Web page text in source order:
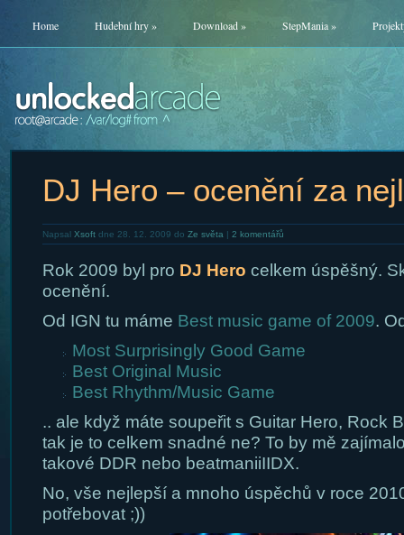
Home Hudební hry» Download» StepMania»
DJ Hero – ocenění za
Napsal Xsoftdne 28. 12. 2009 do Ze světa | 2 komentářů
Rok 2009 byl pro DJ Hero celkem úspěšný.
ocenění.
Od IGN tu máme Best music game of 2009.
Most Surprisingly Good Game
Best Original Music
Best Rhythm/Music Game
.. ale když máte soupeřit s Guitar Hero, Rock
tak je to celkem snadné ne? To by mě
takové DDR nebo beatmaniiIIDX.
No, vše nejlepší a mnoho úspěchů v roce
potřebovat ;))